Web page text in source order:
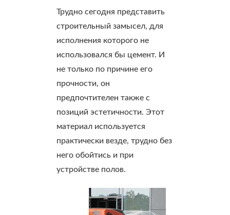
Трудно сегодня представить
строительный замысел, для
исполнения которого не
использовался бы цемент. И
не только по причине его
прочности, он
предпочтителен также с
позиций эстетичности. Этот
материал используется
практически везде, трудно без
него обойтись и при
устройстве полов.